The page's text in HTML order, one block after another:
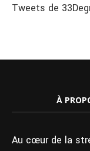
Tweets de
À
Au cœur de la